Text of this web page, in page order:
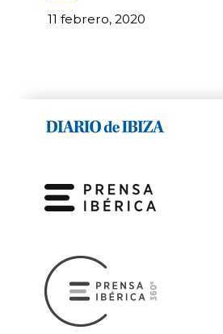
11 febrero, 2020